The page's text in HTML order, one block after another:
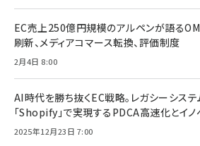
EC売上250億円規模のアルペンが語る
刷新、メディアコマース転換、評価制度
2月4日 8:00
AI時代を勝ち抜くEC戦略。レガシーシステ
「Shopify」で実現するPDCA高速化とイノ
2025年12月23日 7:00